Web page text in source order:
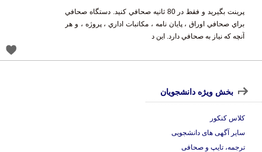
پرينت بگيريد و فقط در 80 ثانيه صحافي كنيد. دستگاه صحافي
براي صحافي اوراق ، پايان نامه ، مكاتبات اداري ، پروژه ، و هر
آنچه كه نياز به صحافي دارد. اين د
بخش ویژه دانشجویان
کلاس کنکور
سایر آگهی های دانشجویی
ترجمه، تایپ و صحافی